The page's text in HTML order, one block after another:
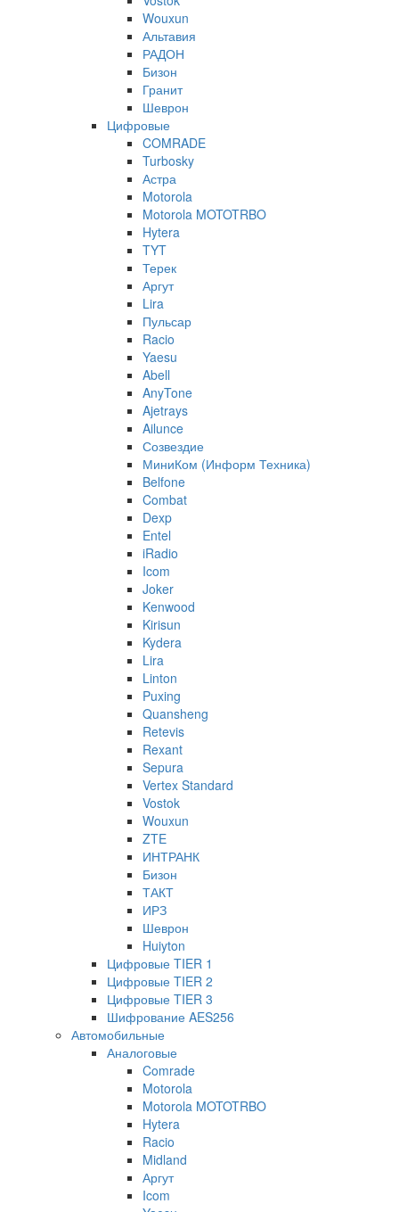
Wouxun
Альтавия
РАДОН
Бизон
Гранит
Шеврон
Цифровые
COMRADE
Turbosky
Астра
Motorola
Motorola MOTOTRBO
Hytera
TYT
Терек
Аргут
Lira
Пульсар
Racio
Yaesu
Abell
AnyTone
Ajetrays
Ailunce
Созвездие
МиниКом (Информ Техника)
Belfone
Combat
Dexp
Entel
iRadio
Icom
Joker
Kenwood
Kirisun
Kydera
Lira
Linton
Puxing
Quansheng
Retevis
Rexant
Sepura
Vertex Standard
Vostok
Wouxun
ZTE
ИНТРАНК
Бизон
ТАКТ
ИРЗ
Шеврон
Huiyton
Цифровые TIER 1
Цифровые TIER 2
Цифровые TIER 3
Шифрование AES256
Автомобильные
Аналоговые
Comrade
Motorola
Motorola MOTOTRBO
Hytera
Racio
Midland
Аргут
Icom